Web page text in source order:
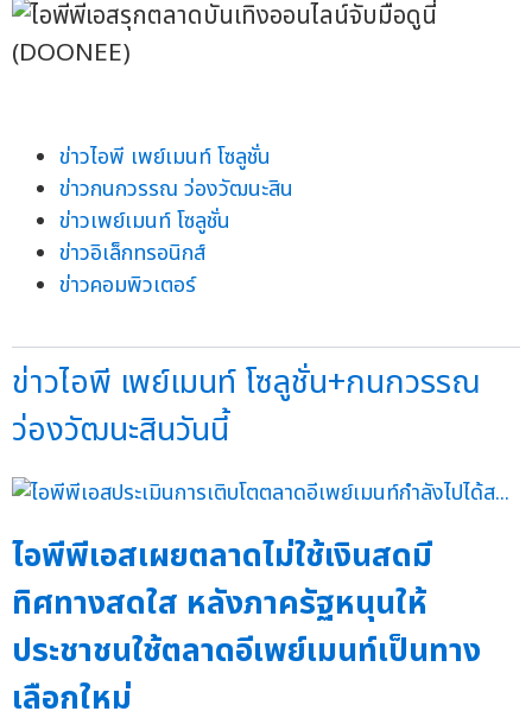
ข่าวไอพี เพย์เมนท์ โซลูชั่น
ข่าวกนกวรรณ ว่องวัฒนะสิน
ข่าวเพย์เมนท์ โซลูชั่น
ข่าวอิเล็กทรอนิกส์
ข่าวคอมพิวเตอร์
ข่าวไอพี เพย์เมนท์ โซลูชั่น+กนกวรรณ
ว่องวัฒนะสินวันนี้
ไอพีพีเอสเผยตลาดไม่ใช้เงินสดมี
ทิศทางสดใส หลังภาครัฐหนุนให้
ประชาชนใช้ตลาดอีเพย์เมนท์เป็นทาง
เลือกใหม่